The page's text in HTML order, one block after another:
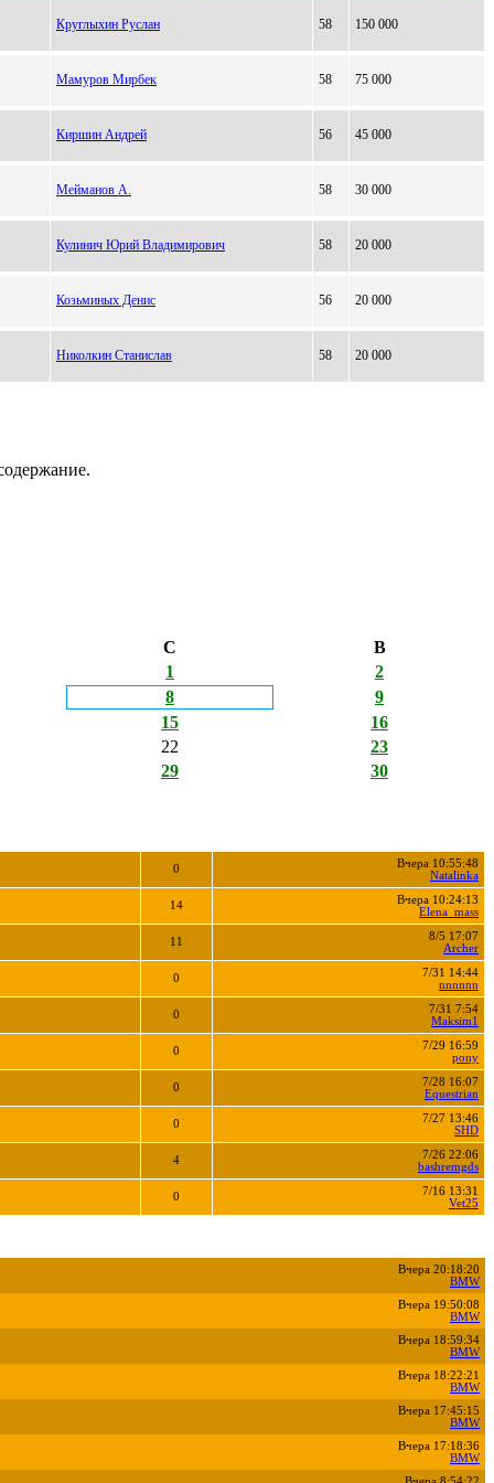
Круглыхин Руслан 58 150 000
Мамуров Мирбек 58 75 000
Киршин Андрей 56 45 000
Мейманов А. 58 30 000
Кулинич Юрий Владимирович 58 20 000
Козьминых Денис 56 20 000
Николкин Станислав 58 20 000
С
В
1
2
8
9
15
16
22
23
29
30
0
Вчера 10:55:48
Natalinka
14
Вчера 10:24:13
Elena_mass
11
8/5 17:07
Archer
0
7/31 14:44
nnnnnn
0
7/31 7:54
Maksim1
0
7/29 16:59
pony
0
7/28 16:07
Equestrian
0
7/27 13:46
SHD
4
7/26 22:06
bashremgds
0
7/16 13:31
Vet25
Вчера 20:18:20
BMW
Вчера 19:50:08
BMW
Вчера 18:59:34
BMW
Вчера 18:22:21
BMW
Вчера 17:45:15
BMW
Вчера 17:18:36
BMW